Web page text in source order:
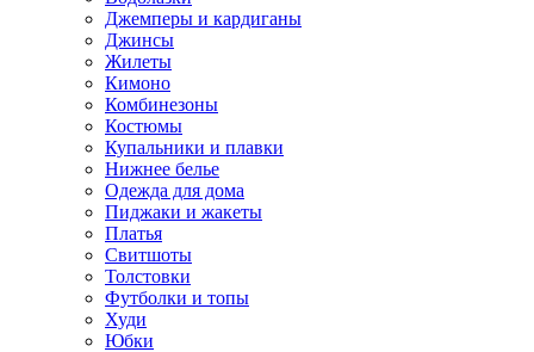
Джемперы и кардиганы
Джинсы
Жилеты
Кимоно
Комбинезоны
Костюмы
Купальники и плавки
Нижнее белье
Одежда для дома
Пиджаки и жакеты
Платья
Свитшоты
Толстовки
Футболки и топы
Худи
Юбки